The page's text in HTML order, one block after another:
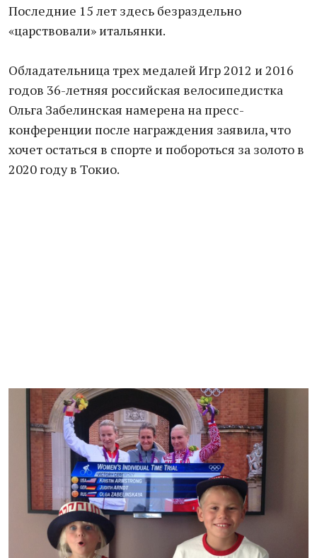
Последние 15 лет здесь безраздельно
«царствовали» итальянки.
Обладательница трех медалей Игр 2012 и 2016
годов 36-летняя российская велосипедистка
Ольга Забелинская намерена на пресс-
конференции после награждения заявила, что
хочет остаться в спорте и побороться за золото в
2020 году в Токио.